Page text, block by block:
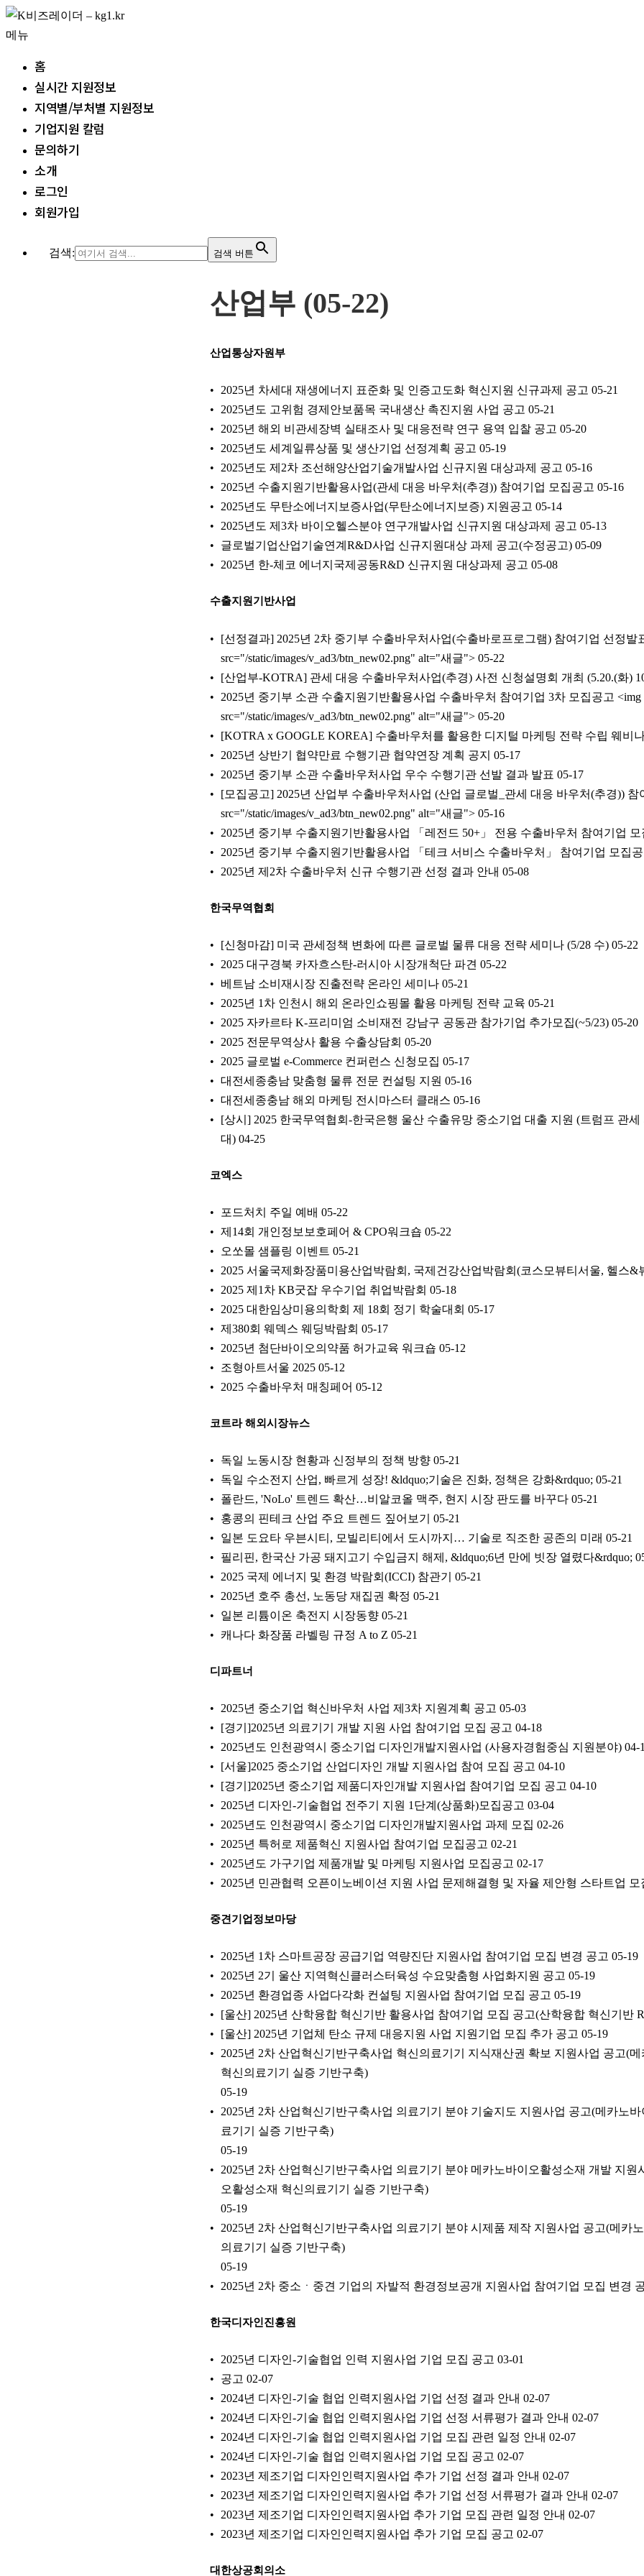
내
용
메뉴
홈
실시간 지원정보
지역별/부처별 지원정보
기업지원 칼럼
문의하기
소개
로그인
회원가입
검색: 검색 버튼
산업부 (05-22)
산업통상자원부
2025년 차세대 재생에너지 표준화 및 인증고도화 혁신지원 신규과제 공고 05-21
2025년도 고위험 경제안보품목 국내생산 촉진지원 사업 공고 05-21
2025년 해외 비관세장벽 실태조사 및 대응전략 연구 용역 입찰 공고 05-20
2025년도 세계일류상품 및 생산기업 선정계획 공고 05-19
2025년도 제2차 조선해양산업기술개발사업 신규지원 대상과제 공고 05-16
2025년 수출지원기반활용사업(관세 대응 바우처(추경)) 참여기업 모집공고 05-16
2025년도 무탄소에너지보증사업(무탄소에너지보증) 지원공고 05-14
2025년도 제3차 바이오헬스분야 연구개발사업 신규지원 대상과제 공고 05-13
글로벌기업산업기술연계R&D사업 신규지원대상 과제 공고(수정공고) 05-09
2025년 한-체코 에너지국제공동R&D 신규지원 대상과제 공고 05-08
수출지원기반사업
[선정결과] 2025년 2차 중기부 수출바우처사업(수출바로프로그램) 참여기업 선정발
src="/static/images/v_ad3/btn_new02.png" alt="새글"> 05-22
[산업부-KOTRA] 관세 대응 수출바우처사업(추경) 사전 신청설명회 개최 (5.20.(화)
2025년 중기부 소관 수출지원기반활용사업 수출바우처 참여기업 3차 모집공고 <img
src="/static/images/v_ad3/btn_new02.png" alt="새글"> 05-20
[KOTRA x GOOGLE KOREA] 수출바우처를 활용한 디지털 마케팅 전략 수립 웨비
2025년 상반기 협약만료 수행기관 협약연장 계획 공지 05-17
2025년 중기부 소관 수출바우처사업 우수 수행기관 선발 결과 발표 05-17
[모집공고] 2025년 산업부 수출바우처사업 (산업 글로벌_관세 대응 바우처(추경)) 참
src="/static/images/v_ad3/btn_new02.png" alt="새글"> 05-16
2025년 중기부 수출지원기반활용사업 「레전드 50+」 전용 수출바우처 참여기업
2025년 중기부 수출지원기반활용사업 「테크 서비스 수출바우처」 참여기업 모집
2025년 제2차 수출바우처 신규 수행기관 선정 결과 안내 05-08
한국무역협회
[신청마감] 미국 관세정책 변화에 따른 글로벌 물류 대응 전략 세미나 (5/28 수) 05-22
2025 대구경북 카자흐스탄-러시아 시장개척단 파견 05-22
베트남 소비재시장 진출전략 온라인 세미나 05-21
2025년 1차 인천시 해외 온라인쇼핑몰 활용 마케팅 전략 교육 05-21
2025 자카르타 K-프리미엄 소비재전 강남구 공동관 참가기업 추가모집(~5/23) 05-20
2025 전문무역상사 활용 수출상담회 05-20
2025 글로벌 e-Commerce 컨퍼런스 신청모집 05-17
대전세종충남 맞춤형 물류 전문 컨설팅 지원 05-16
대전세종충남 해외 마케팅 전시마스터 클래스 05-16
[상시] 2025 한국무역협회-한국은행 울산 수출유망 중소기업 대출 지원 (트럼프 관
대) 04-25
코엑스
포드처치 주일 예배 05-22
제14회 개인정보보호페어 & CPO워크숍 05-22
오쏘몰 샘플링 이벤트 05-21
2025 서울국제화장품미용산업박람회, 국제건강산업박람회(코스모뷰티서울, 헬스&
2025 제1차 KB굿잡 우수기업 취업박람회 05-18
2025 대한임상미용의학회 제 18회 정기 학술대회 05-17
제380회 웨덱스 웨딩박람회 05-17
2025년 첨단바이오의약품 허가교육 워크숍 05-12
조형아트서울 2025 05-12
2025 수출바우처 매칭페어 05-12
코트라 해외시장뉴스
독일 노동시장 현황과 신정부의 정책 방향 05-21
독일 수소전지 산업, 빠르게 성장! &ldquo;기술은 진화, 정책은 강화&rdquo; 05-21
폴란드, 'NoLo' 트렌드 확산…비알코올 맥주, 현지 시장 판도를 바꾸다 05-21
홍콩의 핀테크 산업 주요 트렌드 짚어보기
05-21
일본 도요타 우븐시티, 모빌리티에서 도시까지… 기술로 직조한 공존의 미래 05-21
필리핀, 한국산 가공 돼지고기 수입금지 해제, &ldquo;6년 만에 빗장 열렸다&rdquo;
2025 국제 에너지 및 환경 박람회(ICCI) 참관기
05-21
2025년 호주 총선, 노동당 재집권 확정 05-21
일본 리튬이온 축전지 시장동향 05-21
캐나다 화장품 라벨링 규정 A to Z 05-21
디파트너
2025년 중소기업 혁신바우처 사업 제3차 지원계획 공고 05-03
[경기]2025년 의료기기 개발 지원 사업 참여기업 모집 공고 04-18
2025년도 인천광역시 중소기업 디자인개발지원사업 (사용자경험중심 지원분야) 04-
[서울]2025 중소기업 산업디자인 개발 지원사업 참여 모집 공고 04-10
[경기]2025년 중소기업 제품디자인개발 지원사업 참여기업 모집 공고 04-10
2025년 디자인-기술협업 전주기 지원 1단계(상품화)모집공고 03-04
2025년도 인천광역시 중소기업 디자인개발지원사업 과제 모집 02-26
2025년 특허로 제품혁신 지원사업 참여기업 모집공고 02-21
2025년도 가구기업 제품개발 및 마케팅 지원사업 모집공고 02-17
2025년 민관협력 오픈이노베이션 지원 사업 문제해결형 및 자율 제안형 스타트업 모
중견기업정보마당
2025년 1차 스마트공장 공급기업 역량진단 지원사업 참여기업 모집 변경 공고 05-19
2025년 2기 울산 지역혁신클러스터육성 수요맞춤형 사업화지원 공고 05-19
2025년 환경업종 사업다각화 컨설팅 지원사업 참여기업 모집 공고 05-19
[울산] 2025년 산학융합 혁신기반 활용사업 참여기업 모집 공고(산학융합 혁신기반
[울산] 2025년 기업체 탄소 규제 대응지원 사업 지원기업 모집 추가 공고 05-19
2025년 2차 산업혁신기반구축사업 혁신의료기기 지식재산권 확보 지원사업 공고(
혁신의료기기 실증 기반구축)
05-19
2025년 2차 산업혁신기반구축사업 의료기기 분야 기술지도 지원사업 공고(메카노
료기기 실증 기반구축)
05-19
2025년 2차 산업혁신기반구축사업 의료기기 분야 메카노바이오활성소재 개발 지원
오활성소재 혁신의료기기 실증 기반구축)
05-19
2025년 2차 산업혁신기반구축사업 의료기기 분야 시제품 제작 지원사업 공고(메카
의료기기 실증 기반구축)
05-19
2025년 2차 중소ㆍ중견 기업의 자발적 환경정보공개 지원사업 참여기업 모집 변경
한국디자인진흥원
2025년 디자인-기술협업 인력 지원사업 기업 모집 공고 03-01
공고 02-07
2024년 디자인-기술 협업 인력지원사업 기업 선정 결과 안내 02-07
2024년 디자인-기술 협업 인력지원사업 기업 선정 서류평가 결과 안내 02-07
2024년 디자인-기술 협업 인력지원사업 기업 모집 관련 일정 안내 02-07
2024년 디자인-기술 협업 인력지원사업 기업 모집 공고 02-07
2023년 제조기업 디자인인력지원사업 추가 기업 선정 결과 안내 02-07
2023년 제조기업 디자인인력지원사업 추가 기업 선정 서류평가 결과 안내 02-07
2023년 제조기업 디자인인력지원사업 추가 기업 모집 관련 일정 안내 02-07
2023년 제조기업 디자인인력지원사업 추가 기업 모집 공고 02-07
대한상공회의소